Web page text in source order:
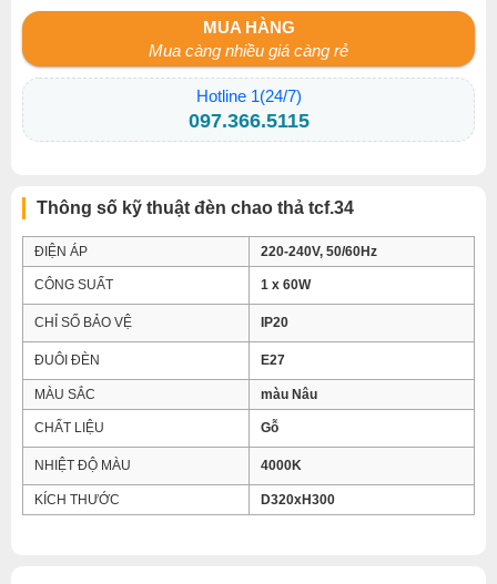
MUA HÀNG
Mua càng nhiều giá càng rẻ
Hotline 1(24/7)
097.366.5115
Thông số kỹ thuật đèn chao thả tcf.34
ĐIỆN ÁP 220-240V, 50/60Hz
CÔNG SUẤT 1 x 60W
CHỈ SỐ BẢO VỆ IP20
ĐUÔI ĐÈN E27
MÀU SẮC màu Nâu
CHẤT LIỆU Gỗ
NHIỆT ĐỘ MÀU 4000K
KÍCH THƯỚC D320xH300